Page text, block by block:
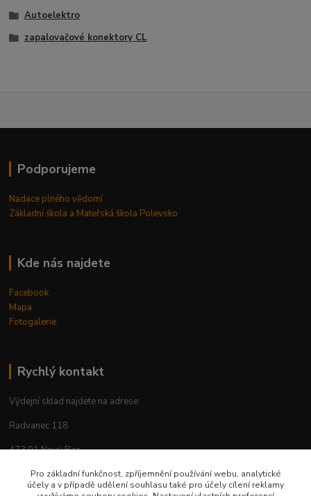
Autoelektro
zapalovačové konektory CL
Podporujeme
Nadace plného vědomí
Základní škola a Mateřská škola Polevsko
Kde nás najdete
Facebook
Mapa
Fotogalerie
Rychlý kontakt
Výdejní sklad najdete na adrese:
Radvanec 118
473 01 Nový Bor
tel: +420 605 283 713
Pro základní funkčnost, zpříjemnění používání webu, analytické
účely a v případě udělení souhlasu také pro účely cílení reklamy